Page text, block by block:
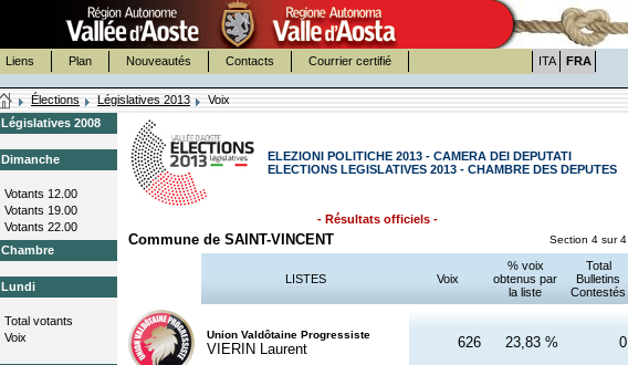
Liens Plan Nouveautés Contacts Courrier certifié ITA FRA
Élections Législatives 2013
Voix
Législatives 2008
Dimanche
Votants 12.00
Votants 19.00
Votants 22.00
Chambre
Lundi
Total votants
Voix
ELEZIONI POLITICHE 2013 - CAMERA DEI DEPUTATI
ELECTIONS LEGISLATIVES 2013 - CHAMBRE DES DEPUTES
- Résultats officiels -
Commune de SAINT-VINCENT Section 4 sur 4
LISTES Voix
% voix
obtenus par
la liste
Total
Bulletins
Contestés
Union Valdôtaine Progressiste
VIERIN Laurent 626 23,83 % 0